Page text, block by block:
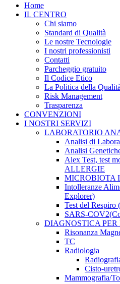
Home
IL CENTRO
Chi siamo
Standard di Qualità
Le nostre Tecnologie
I nostri professionisti
Contatti
Parcheggio gratuito
Il Codice Etico
La Politica della Qualità
Risk Management
Trasparenza
CONVENZIONI
I NOSTRI SERVIZI
LABORATORIO
Analisi di
Analisi
Alex Test, test
ALLERGIE
MICROBIOTA
Intolleranze
Explorer)
Test del Respiro
SARS-
DIAGNOSTICA
Risonanza
TC
Radiologia
Cisto-
Mammografia/